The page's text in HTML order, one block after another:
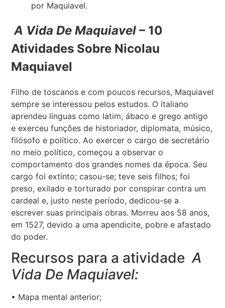
por Maquiavel.
A Vida De Maquiavel – 10
Atividades Sobre Nicolau
Maquiavel
Filho de toscanos e com poucos recursos, Maquiavel
sempre se interessou pelos estudos. O italiano
aprendeu línguas como latim, ábaco e grego antigo
e exerceu funções de historiador, diplomata, músico,
filósofo e político. Ao exercer o cargo de secretário
no meio político, começou a observar o
comportamento dos grandes nomes da época. Seu
cargo foi extinto; casou-se; teve seis filhos; foi
preso, exilado e torturado por conspirar contra um
cardeal e, justo neste período, dedicou-se a
escrever suas principais obras. Morreu aos 58 anos,
em 1527, devido a uma apendicite, pobre e afastado
do poder.
Recursos para a atividade A
Vida De Maquiavel:
• Mapa mental anterior;